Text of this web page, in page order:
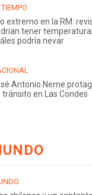
extremo en la RM:
tener
podría nevar
Antonio Neme
tránsito en Las Condes